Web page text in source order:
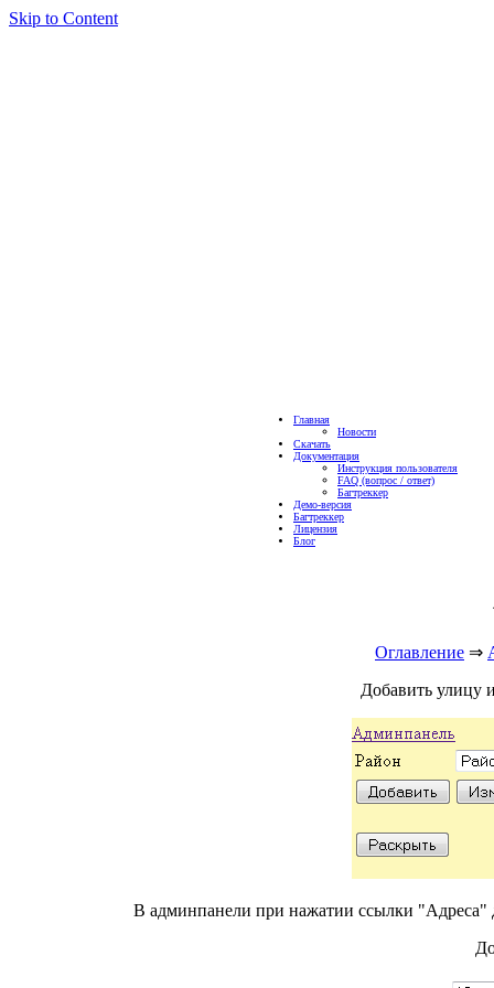
Skip to Content
Главная
Новости
Скачать
Документация
Инструкция пользователя
FAQ (вопрос / ответ)
Багтреккер
Демо-версия
Багтреккер
Лицензия
Блог
Оглавление ⇒
Добавить улицу
В админпанели при нажатии ссылки "Адреса"